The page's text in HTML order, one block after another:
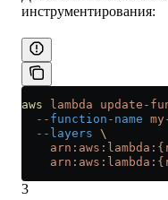
инструментирования:
aws lambda update-
  --function-name
  --layers
\
3